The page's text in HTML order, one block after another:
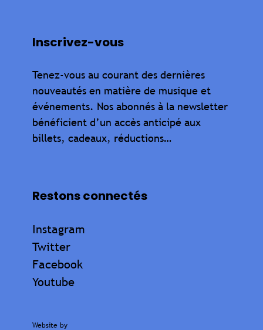
Inscrivez-vous
Tenez-vous au courant des dernières
nouveautés en matière de musique et
événements. Nos abonnés à la newsletter
bénéficient d’un accès anticipé aux
billets, cadeaux, réductions…
Restons connectés
Instagram
Twitter
Facebook
Youtube
Website by